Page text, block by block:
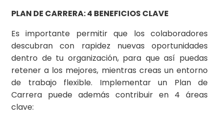
PLAN DE CARRERA: 4 BENEFICIOS CLAVE
Es importante permitir que los colaboradores
descubran con rapidez nuevas oportunidades
dentro de tu organización, para que así puedas
retener a los mejores, mientras creas un entorno
de trabajo flexible. Implementar un Plan de
Carrera puede además contribuir en 4 áreas
clave: